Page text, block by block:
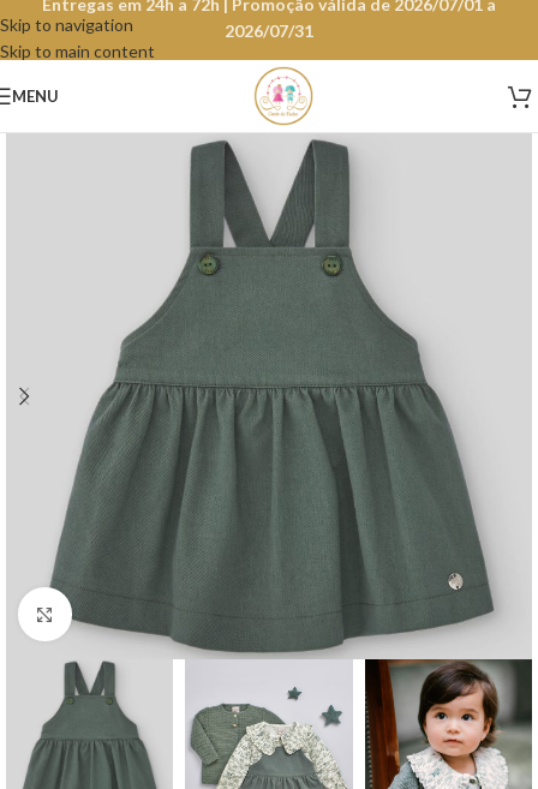
Skip to navigation
Skip to main content
Entregas em 24h a 72h | Promoção válida de 2026/07/01 a
2026/07/31
MENU
Clique para aumentar